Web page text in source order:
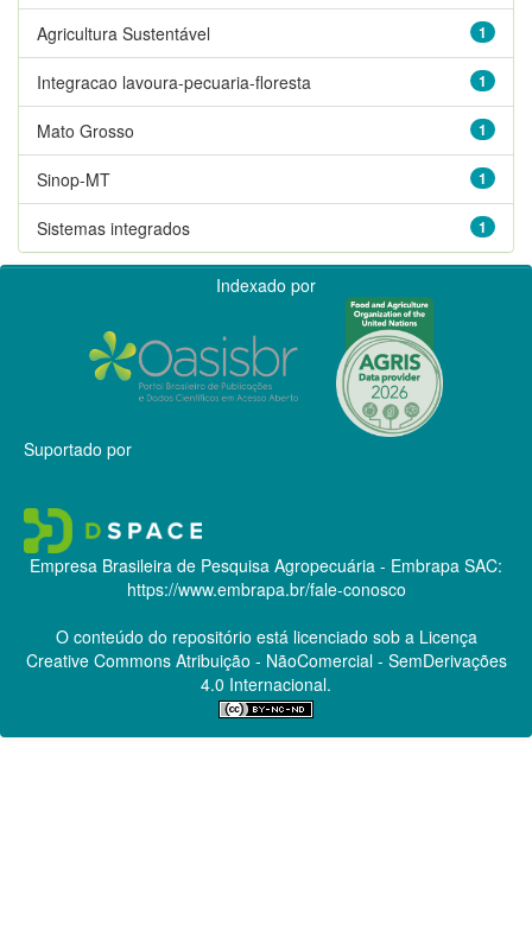
1
Agricultura Sustentável
1
Integracao lavoura-pecuaria-floresta
1
Mato Grosso
1
Sinop-MT
1
Sistemas integrados
Indexado por
Suportado por
Empresa Brasileira de Pesquisa Agropecuária - Embrapa SAC:
https://www.embrapa.br/fale-conosco
O conteúdo do repositório está licenciado sob a Licença
Creative CommonsAtribuição - NãoComercial - SemDerivações
4.0 Internacional.